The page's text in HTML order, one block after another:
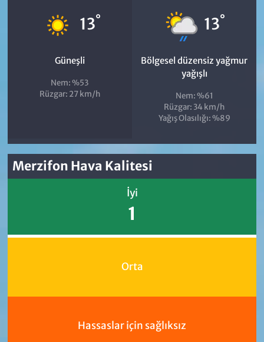
13°
Güneşli
Nem: %53
Rüzgar: 27 km/h
13°
Bölgesel düzensiz yağmur
yağışlı
Nem: %61
Rüzgar: 34 km/h
Yağış Olasılığı: %89
Merzifon Hava Kalitesi
İyi
1
Orta
Hassaslar için sağlıksız